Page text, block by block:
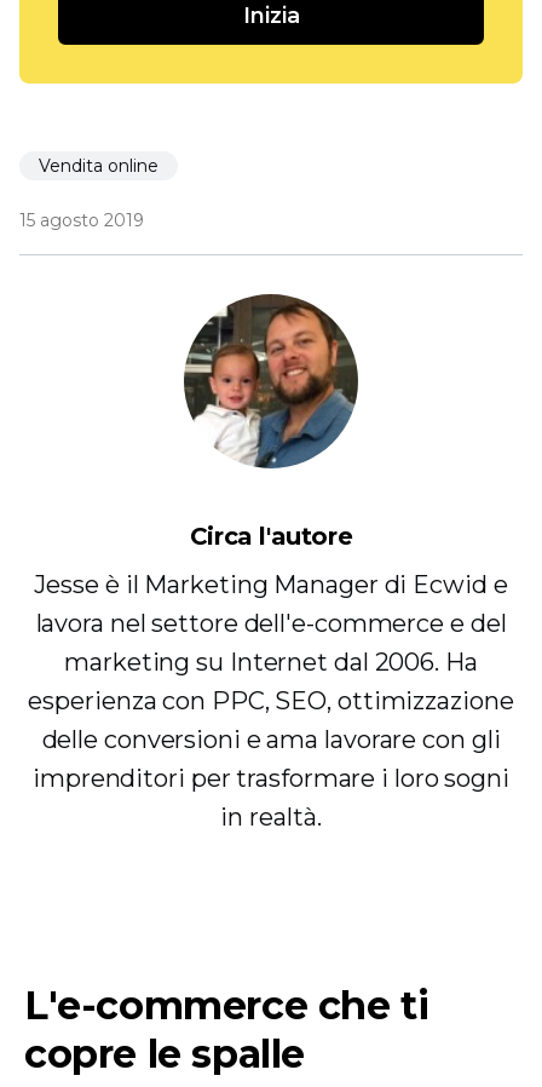
Inizia
Vendita online
15 agosto 2019
Circa l'autore
Jesse è il Marketing Manager di Ecwid e
lavora nel settore dell'e-commerce e del
marketing su Internet dal 2006. Ha
esperienza con PPC, SEO, ottimizzazione
delle conversioni e ama lavorare con gli
imprenditori per trasformare i loro sogni
in realtà.
L'e-commerce che ti
copre le spalle